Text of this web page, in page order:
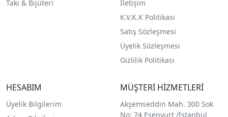
Takı & Bijüteri
İletişim
K.V.K.K Politikası
Satış Sözleşmesi
Üyelik Sözleşmesi
Gizlilik Politikası
HESABIM
Üyelik Bilgilerim
MÜŞTERİ HİZMETLERİ
Akşemseddin Mah. 300 Sok
No: 74 Esenyurt /İstanbul